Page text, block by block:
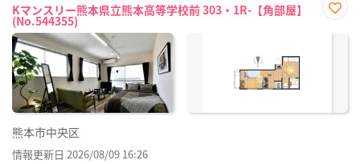
Kマンスリー熊本県立熊本高等学校前 303・1R-【角部屋】
(No.544355)
に入
熊本市中央区
情報更新日 2026/08/09 16:26